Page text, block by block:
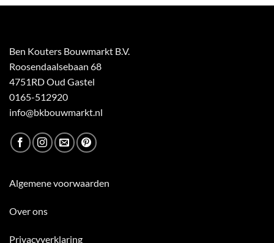
Ben Kouters Bouwmarkt B.V.
Roosendaalsebaan 68
4751RD Oud Gastel
0165-512920
info@bkbouwmarkt.nl
Algemene voorwaarden
Over ons
Privacyverklaring